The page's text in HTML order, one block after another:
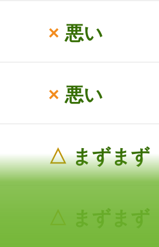
× 悪い
× 悪い
△まずまず
△ まずまず